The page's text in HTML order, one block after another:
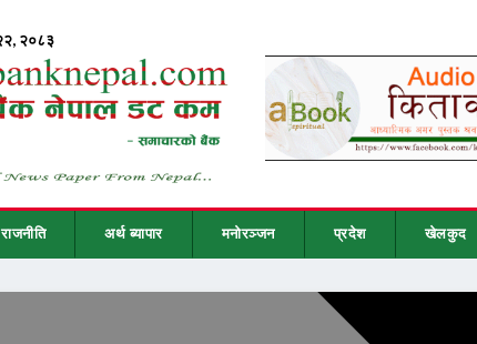
राजनीति अर्थ ब्यापार मनोरञ्जन प्रदेश खेलकुद